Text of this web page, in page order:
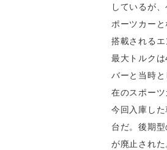
しているが
ポーツカーと
搭載される
最大トルク
バーと当時
在のスポーツ
今回入庫し
台だ。後期
が廃止され